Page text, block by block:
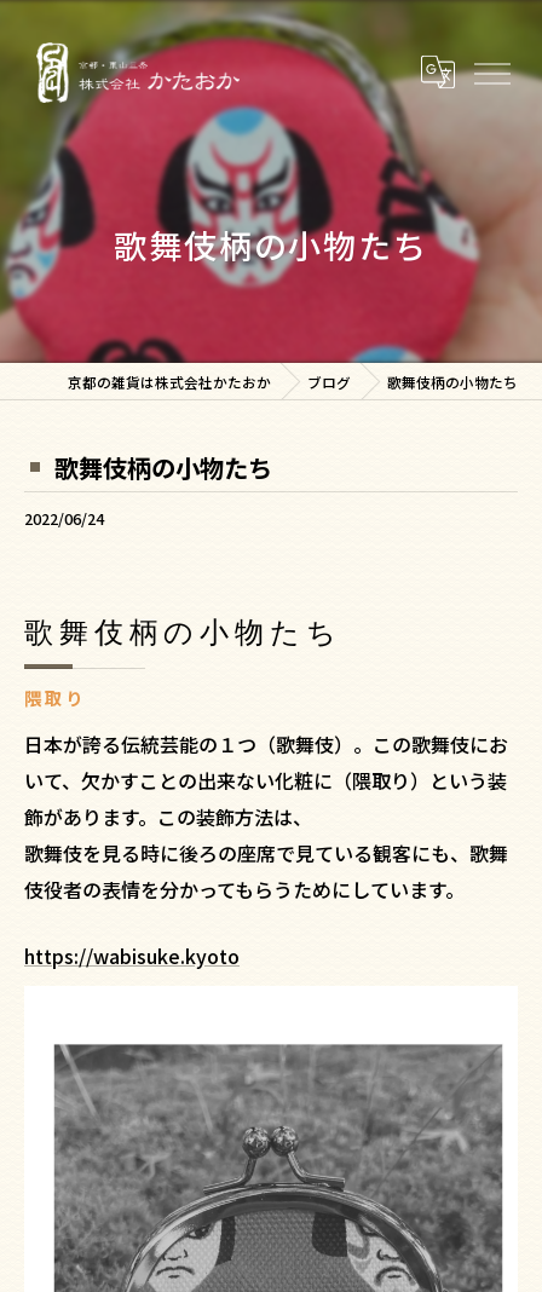
歌舞伎柄の小物たち
京都の雑貨は株式会社かたおか ブログ 歌舞伎柄の小物たち
歌舞伎柄の小物たち
2022/06/24
隈取り
歌舞伎柄の小物たち
日本が誇る伝統芸能の１つ（歌舞伎）。この歌舞伎にお
いて、欠かすことの出来ない化粧に（隈取り）という装
飾があります。この装飾方法は、
歌舞伎を見る時に後ろの座席で見ている観客にも、歌舞
伎役者の表情を分かってもらうためにしています。
https://wabisuke.kyoto